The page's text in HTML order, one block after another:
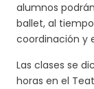
alumnos
ballet, al
coordinación y
Las clases se
horas en el